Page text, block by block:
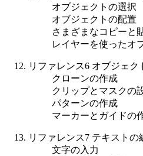
オブジェクトの選択
オブジェクトの配置
さまざまなコピーと
レイヤーを使ったオ
リファレンス6 オブジェク
クローンの作成
クリップとマスクの
パターンの作成
マーカーとガイドの
リファレンス7 テキストの
文字の入力